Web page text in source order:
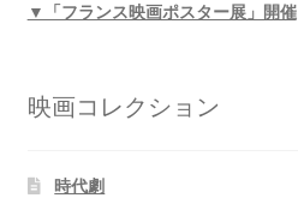
▼「フランス映画ポスター展」開催
映画コレクション
時代劇